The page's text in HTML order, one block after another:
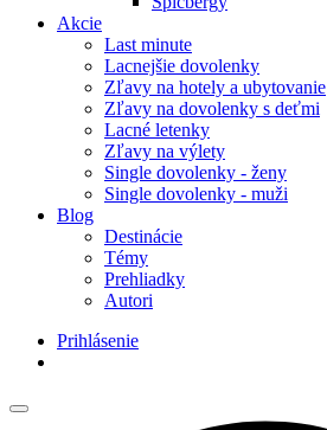
Akcie
Last minute
Lacnejšie dovolenky
Zľavy na hotely a ubytovanie
Zľavy na dovolenky s deťmi
Lacné letenky
Zľavy na výlety
Single dovolenky - ženy
Single dovolenky - muži
Blog
Destinácie
Témy
Prehliadky
Autori
Prihlásenie